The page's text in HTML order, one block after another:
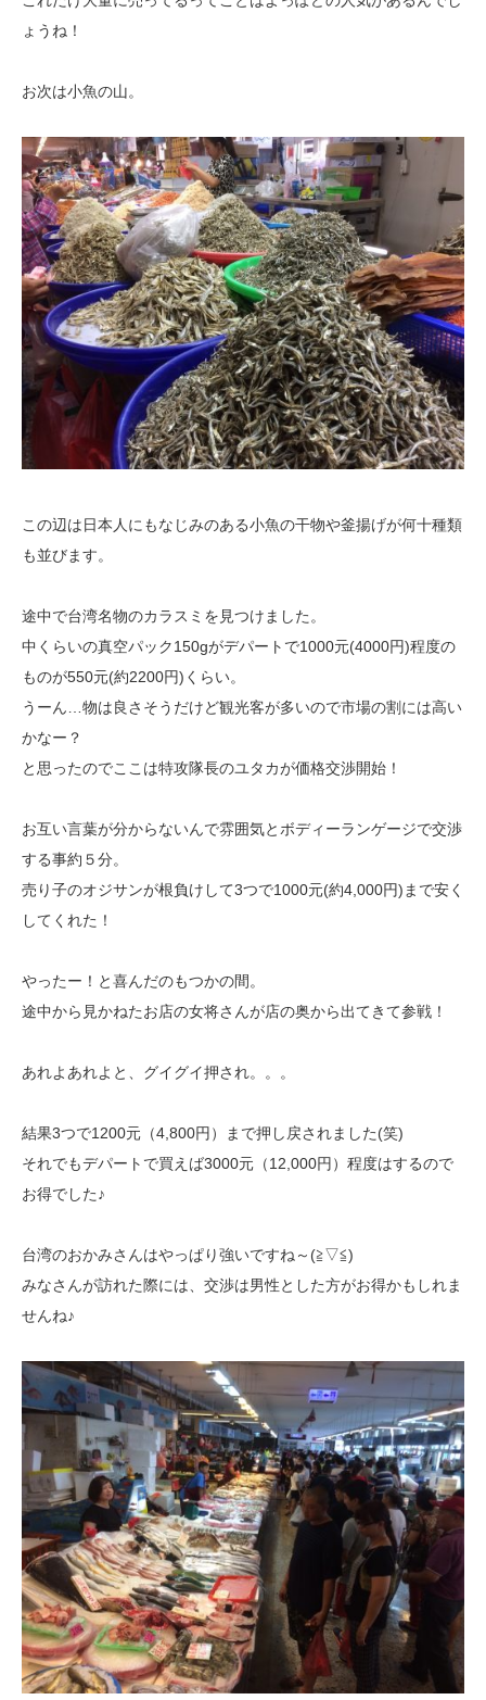
ょうね！
お次は小魚の山。
この辺は日本人にもなじみのある小魚の干物や釜揚げが何十種類
も並びます。
途中で台湾名物のカラスミを見つけました。
中くらいの真空パック150gがデパートで1000元(4000円)程度の
ものが550元(約2200円)くらい。
うーん…物は良さそうだけど観光客が多いので市場の割には高い
かなー？
と思ったのでここは特攻隊長のユタカが価格交渉開始！
お互い言葉が分からないんで雰囲気とボディーランゲージで交渉
する事約５分。
売り子のオジサンが根負けして3つで1000元(約4,000円)まで安く
してくれた！
やったー！と喜んだのもつかの間。
途中から見かねたお店の女将さんが店の奥から出てきて参戦！
あれよあれよと、グイグイ押され。。。
結果3つで1200元（4,800円）まで押し戻されました(笑)
それでもデパートで買えば3000元（12,000円）程度はするので
お得でした♪
台湾のおかみさんはやっぱり強いですね～(≧▽≦)
みなさんが訪れた際には、交渉は男性とした方がお得かもしれま
せんね♪